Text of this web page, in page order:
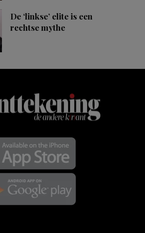
De ‘linkse’ elite is een
rechtse mythe